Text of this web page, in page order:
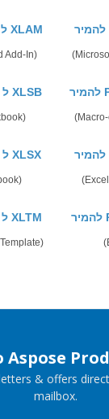
להמיר PowerPoint ל XLAM
Add-In)
להמיר PowerPoint ל XLSB
להמיר PowerPoint ל XLSX
להמיר PowerPoint ל XLTM
Aspose
& offers
mailbox.